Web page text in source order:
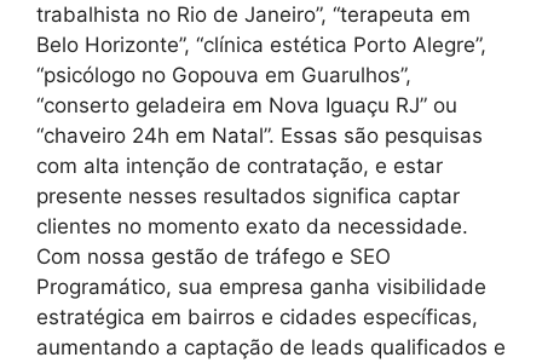
trabalhista no Rio de Janeiro”, “terapeuta em
Belo Horizonte”, “clínica estética Porto Alegre”,
“psicólogo no Gopouva em Guarulhos”,
“conserto geladeira em Nova Iguaçu RJ” ou
“chaveiro 24h em Natal”. Essas são pesquisas
com alta intenção de contratação, e estar
presente nesses resultados significa captar
clientes no momento exato da necessidade.
Com nossa gestão de tráfego e SEO
Programático, sua empresa ganha visibilidade
estratégica em bairros e cidades específicas,
aumentando a captação de leads qualificados e